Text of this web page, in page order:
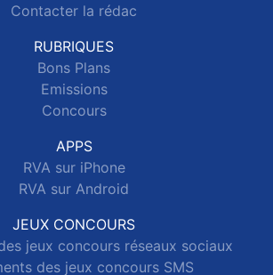
Contacter la rédac
RUBRIQUES
Bons Plans
Emissions
Concours
APPS
RVA sur iPhone
RVA sur Android
JEUX CONCOURS
jeux concours réseaux sociaux
des jeux concours SMS